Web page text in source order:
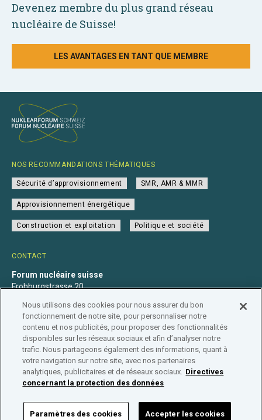
Devenez membre du plus grand réseau
nucléaire de Suisse!
LES AVANTAGES EN TANT QUE MEMBRE
CONTACT
Forum nucléaire suisse
Frohburgstrasse 20
+41 31 560 36 50
info@nuklearforum.ch
NOS RECOMMANDATIONS THÉMATIQUES
Sécurité d’approvisionnement SMR, AMR & MMR
Approvisionnement énergétique
Construction et exploitation Politique et société
Déclaration de confidentialité Impressum Affiliation
Répertoire des entreprises
Nous utilisons des cookies pour nous assurer du bon
fonctionnement de notre site, pour personnaliser notre
contenu et nos publicités, pour proposer des fonctionnalités
disponibles sur les réseaux sociaux et afin d’analyser notre
trafic. Nous partageons également des informations, quant à
votre navigation sur notre site, avec nos partenaires
analytiques, publicitaires et de réseaux sociaux. Directives
concernant la protection des données
Paramètres des cookies Accepter les cookies